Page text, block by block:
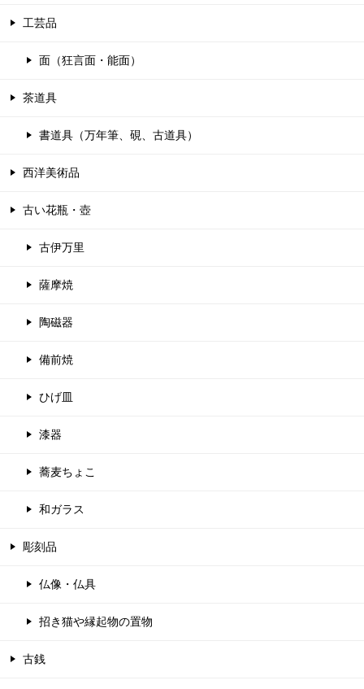
工芸品
面（狂言面・能面）
茶道具
書道具（万年筆、硯、古道具）
西洋美術品
古い花瓶・壺
古伊万里
薩摩焼
陶磁器
備前焼
ひげ皿
漆器
蕎麦ちょこ
和ガラス
彫刻品
仏像・仏具
招き猫や縁起物の置物
古銭